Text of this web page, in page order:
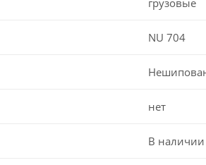
NU 704
нет
В наличии